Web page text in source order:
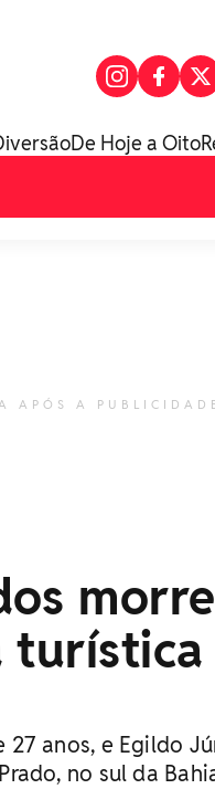
De Hoje a Oito
APÓS A PUBLICIDADE
morre
turística
anos, e Egildo
no sul da